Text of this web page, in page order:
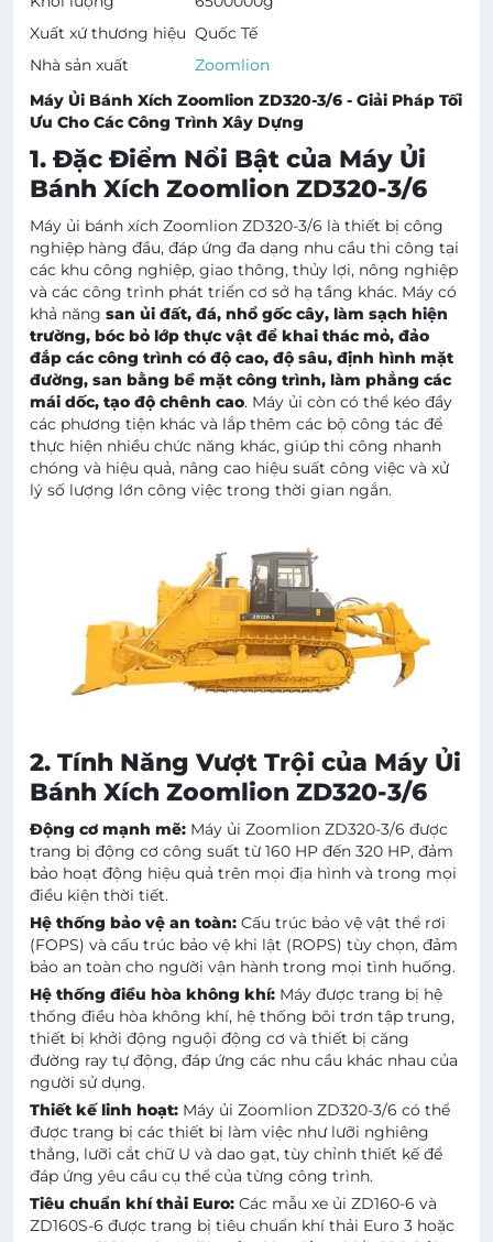
Xuất xứ thương hiệu Quốc Tế
Nhà sản xuất
Zoomlion
Máy Ủi Bánh Xích Zoomlion ZD320-3/6 - Giải Pháp Tối
Ưu Cho Các Công Trình Xây Dựng
1. Đặc Điểm Nổi Bật của Máy Ủi
Bánh Xích Zoomlion ZD320-3/6
Máy ủi bánh xích Zoomlion ZD320-3/6 là thiết bị công
nghiệp hàng đầu, đáp ứng đa dạng nhu cầu thi công tại
các khu công nghiệp, giao thông, thủy lợi, nông nghiệp
và các công trình phát triển cơ sở hạ tầng khác. Máy có
khả năng san ủi đất, đá, nhổ gốc cây, làm sạch hiện
trường, bóc bỏ lớp thực vật để khai thác mỏ, đảo
đắp các công trình có độ cao, độ sâu, định hình mặt
đường, san bằng bề mặt công trình, làm phẳng các
mái dốc, tạo độ chênh cao. Máy ủi còn có thể kéo đầy
các phương tiện khác và lắp thêm các bộ công tác để
thực hiện nhiều chức năng khác, giúp thi công nhanh
chóng và hiệu quả, nâng cao hiệu suất công việc và xử
lý số lượng lớn công việc trong thời gian ngắn.
2. Tính Năng Vượt Trội của Máy Ủi
Bánh Xích Zoomlion ZD320-3/6
Động cơ mạnh mẽ: Máy ủi Zoomlion ZD320-3/6 được
trang bị động cơ công suất từ 160 HP đến 320 HP, đảm
bảo hoạt động hiệu quả trên mọi địa hình và trong mọi
điều kiện thời tiết.
Hệ thống bảo vệ an toàn: Cấu trúc bảo vệ vật thể rơi
(FOPS) và cấu trúc bảo vệ khi lật (ROPS) tùy chọn, đảm
bảo an toàn cho người vận hành trong mọi tình huống.
Hệ thống điều hòa không khí: Máy được trang bị hệ
thống điều hòa không khí, hệ thống bôi trơn tập trung,
thiết bị khởi động nguội động cơ và thiết bị căng
đường ray tự động, đáp ứng các nhu cầu khác nhau của
người sử dụng.
Thiết kế linh hoạt: Máy ủi Zoomlion ZD320-3/6 có thể
được trang bị các thiết bị làm việc như lưỡi nghiêng
thẳng, lưỡi cắt chữ U và dao gạt, tùy chỉnh thiết kế để
đáp ứng yêu cầu cụ thể của từng công trình.
Tiêu chuẩn khí thải Euro: Các mẫu xe ủi ZD160-6 và
ZD160S-6 được trang bị tiêu chuẩn khí thải Euro 3 hoặc